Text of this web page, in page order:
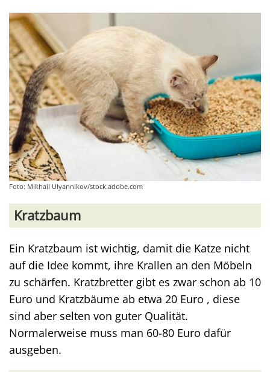
Foto: Mikhail Ulyannikov/stock.adobe.com
Kratzbaum
Ein Kratzbaum ist wichtig, damit die Katze nicht
auf die Idee kommt, ihre Krallen an den Möbeln
zu schärfen. Kratzbretter gibt es zwar schon ab 10
Euro und Kratzbäume ab etwa 20 Euro , diese
sind aber selten von guter Qualität.
Normalerweise muss man 60-80 Euro dafür
ausgeben.